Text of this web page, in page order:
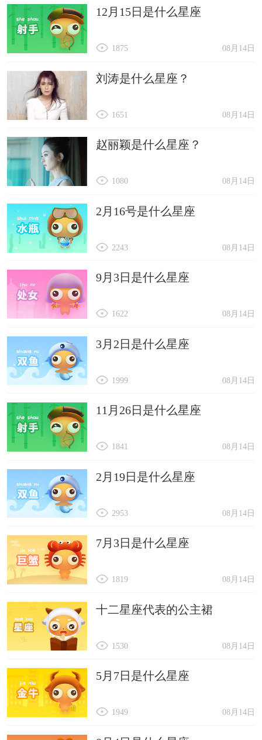
12月15日是什么星座
08月14日
1875
刘涛是什么星座？
08月14日
1651
赵丽颖是什么星座？
08月14日
1080
2月16号是什么星座
08月14日
2243
9月3日是什么星座
08月14日
1622
3月2日是什么星座
08月14日
1999
11月26日是什么星座
08月14日
1841
2月19日是什么星座
08月14日
2953
7月3日是什么星座
08月14日
1819
十二星座代表的公主裙
08月14日
1530
5月7日是什么星座
08月14日
1949